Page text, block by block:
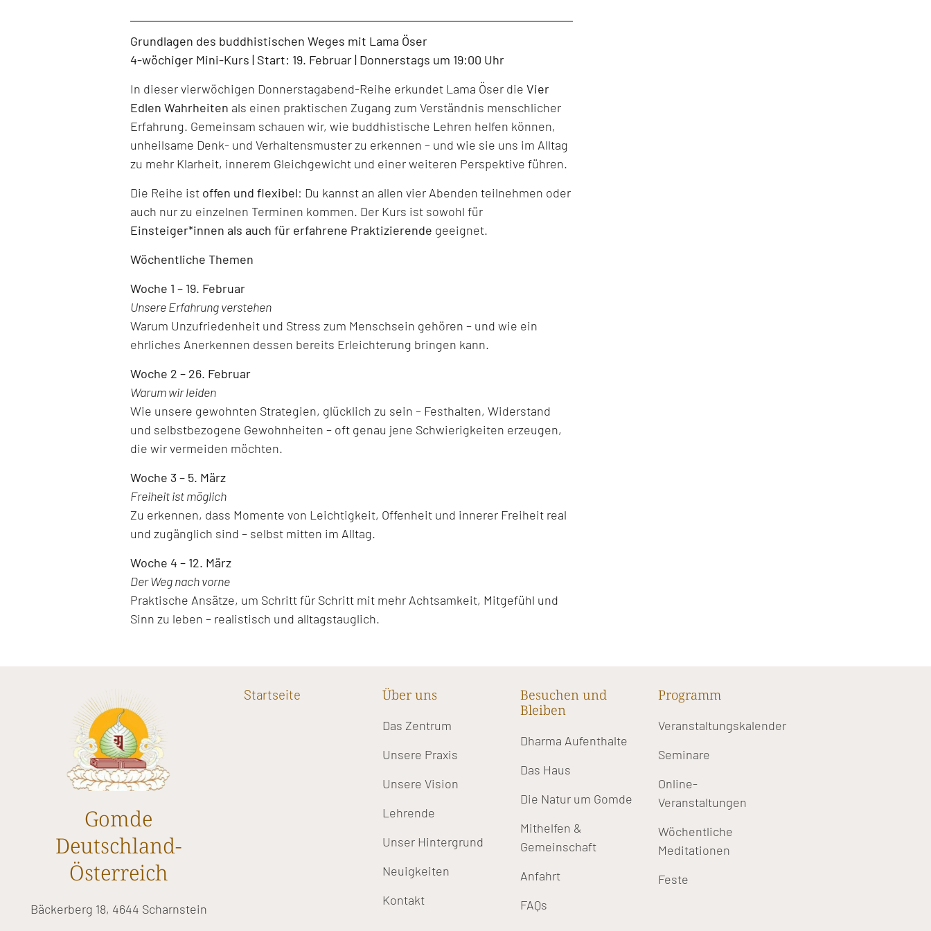
Grundlagen des buddhistischen Weges mit Lama Öser
4-wöchiger Mini-Kurs | Start: 19. Februar | Donnerstags um 19:00 Uhr
In dieser vierwöchigen Donnerstagabend-Reihe erkundet Lama Öser die Vier
Edlen Wahrheiten als einen praktischen Zugang zum Verständnis menschlicher
Erfahrung. Gemeinsam schauen wir, wie buddhistische Lehren helfen können,
unheilsame Denk- und Verhaltensmuster zu erkennen – und wie sie uns im Alltag
zu mehr Klarheit, innerem Gleichgewicht und einer weiteren Perspektive führen.
Die Reihe ist offen und flexibel: Du kannst an allen vier Abenden teilnehmen oder
auch nur zu einzelnen Terminen kommen. Der Kurs ist sowohl für
Einsteiger*innen als auch für erfahrene Praktizierende geeignet.
Wöchentliche Themen
Woche 1 – 19. Februar
Unsere Erfahrung verstehen
Warum Unzufriedenheit und Stress zum Menschsein gehören – und wie ein
ehrliches Anerkennen dessen bereits Erleichterung bringen kann.
Woche 2 – 26. Februar
Warum wir leiden
Wie unsere gewohnten Strategien, glücklich zu sein – Festhalten, Widerstand
und selbstbezogene Gewohnheiten – oft genau jene Schwierigkeiten erzeugen,
die wir vermeiden möchten.
Woche 3 – 5. März
Freiheit ist möglich
Zu erkennen, dass Momente von Leichtigkeit, Offenheit und innerer Freiheit real
und zugänglich sind – selbst mitten im Alltag.
Woche 4 – 12. März
Der Weg nach vorne
Praktische Ansätze, um Schritt für Schritt mit mehr Achtsamkeit, Mitgefühl und
Sinn zu leben – realistisch und alltagstauglich.
Gomde
Deutschland-
Österreich
Bäckerberg 18, 4644 Scharnstein
Startseite Über uns
Das Zentrum
Unsere Praxis
Unsere Vision
Lehrende
Unser Hintergrund
Neuigkeiten
Kontakt
Besuchen und
Bleiben
Dharma Aufenthalte
Das Haus
Die Natur um Gomde
Mithelfen &
Gemeinschaft
Anfahrt
FAQs
Programm
Veranstaltungskalender
Seminare
Online-
Veranstaltungen
Wöchentliche
Meditationen
Feste